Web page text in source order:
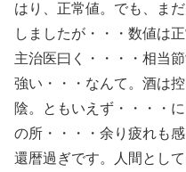
はり、正常値。でも、ま
しましたが・・・数値は正
主治医曰く・・・・相当
強い・・・なんて。酒は
陰。ともいえず・・・・
の所・・・・余り疲れも感
還暦過ぎです。人間とし